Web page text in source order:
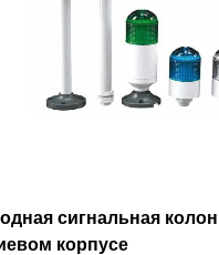
сигнальная
корпусе